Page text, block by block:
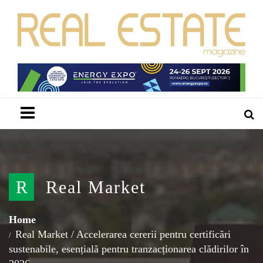
R Real Market
Home
Real Market / Accelerarea cererii pentru certificări
sustenabile, esențială pentru tranzacționarea clădirilor în